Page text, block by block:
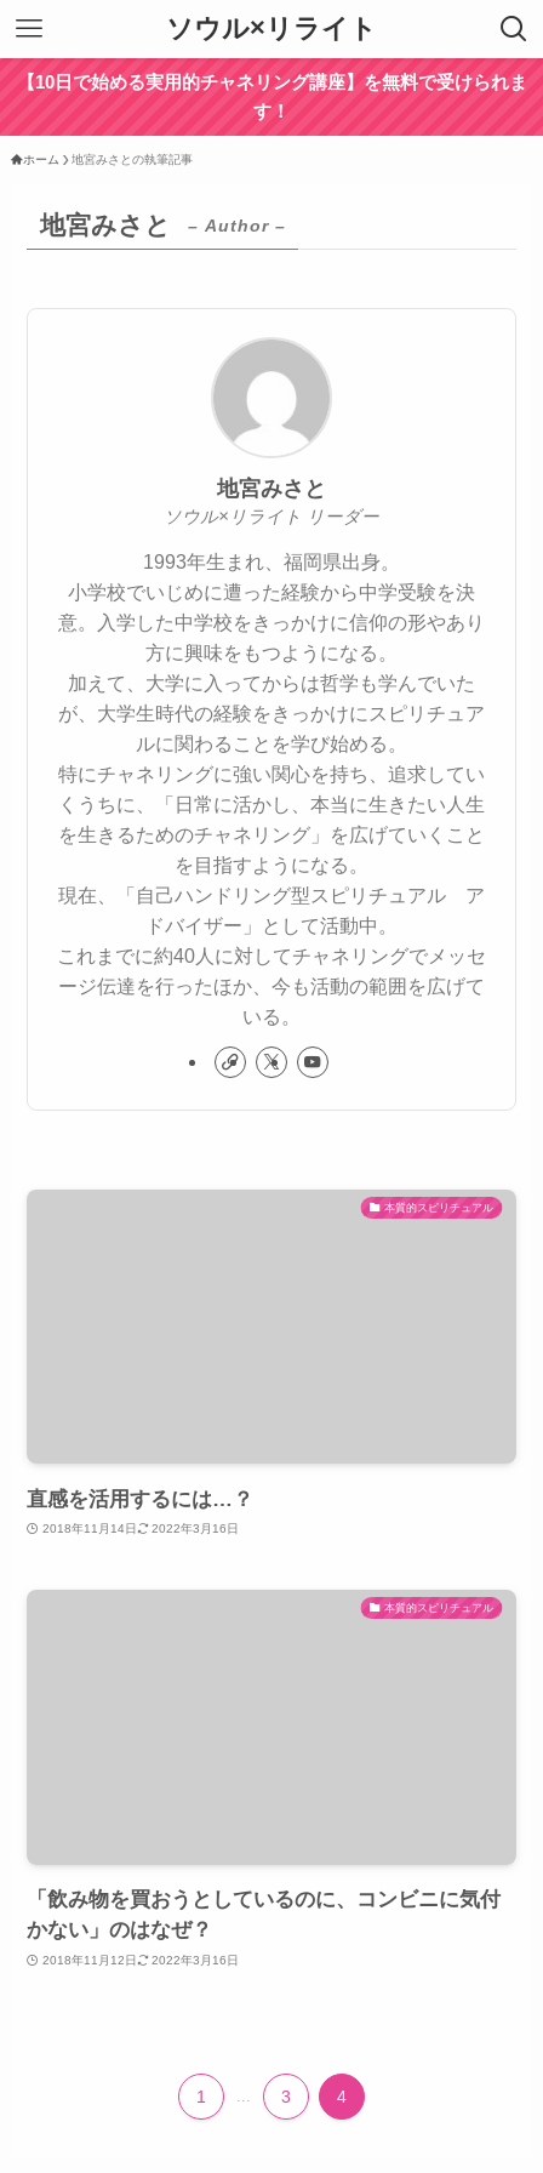
ソウル×リライト
【10日で始める実用的チャネリング講座】を無料で受けられま
す！
ホーム 地宮みさとの執筆記事
地宮みさと – Author –
地宮みさと
ソウル×リライト リーダー
1993年生まれ、福岡県出身。
小学校でいじめに遭った経験から中学受験を決
意。入学した中学校をきっかけに信仰の形やあり
方に興味をもつようになる。
加えて、大学に入ってからは哲学も学んでいた
が、大学生時代の経験をきっかけにスピリチュア
ルに関わることを学び始める。
特にチャネリングに強い関心を持ち、追求してい
くうちに、「日常に活かし、本当に生きたい人生
を生きるためのチャネリング」を広げていくこと
を目指すようになる。
現在、「自己ハンドリング型スピリチュアル ア
ドバイザー」として活動中。
これまでに約40人に対してチャネリングでメッセ
ージ伝達を行ったほか、今も活動の範囲を広げて
いる。
本質的スピリチュアル
直感を活用するには…？
2018年11月14日 2022年3月16日
本質的スピリチュアル
「飲み物を買おうとしているのに、コンビニに気付
かない」のはなぜ？
2018年11月12日 2022年3月16日
1 ... 3 4